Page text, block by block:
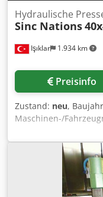
Işıklar 1.934 km
Hydraulische
Sinc Nations
Preisinfo
Zustand: neu,
Maschinen-/
und effizienteste
Serienteilen wie
vor allem für die
die
Dksdpfx Ajmqi Akep